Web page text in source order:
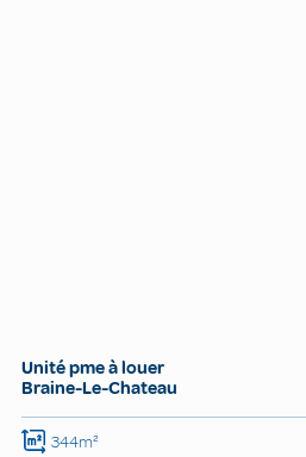
Unité pme à louer
Braine-Le-Chateau
344m²